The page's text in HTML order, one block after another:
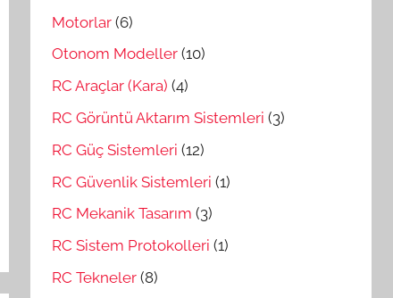
Motorlar (6)
Otonom Modeller (10)
RC Araçlar (Kara) (4)
RC Görüntü Aktarım Sistemleri (3)
RC Güç Sistemleri (12)
RC Güvenlik Sistemleri (1)
RC Mekanik Tasarım (3)
RC Sistem Protokolleri (1)
RC Tekneler (8)